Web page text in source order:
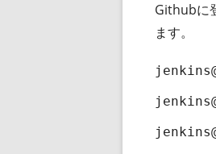
Githubに
ます。